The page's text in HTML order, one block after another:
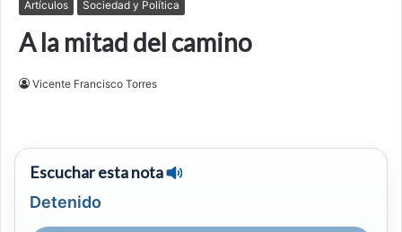
Artículos Sociedad y Política
A la mitad del camino
Vicente Francisco Torres
Escuchar esta nota
Detenido